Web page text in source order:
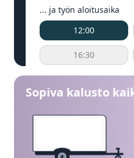
... ja työn aloitusaika
12:00
16:30
Sopiva kalusto